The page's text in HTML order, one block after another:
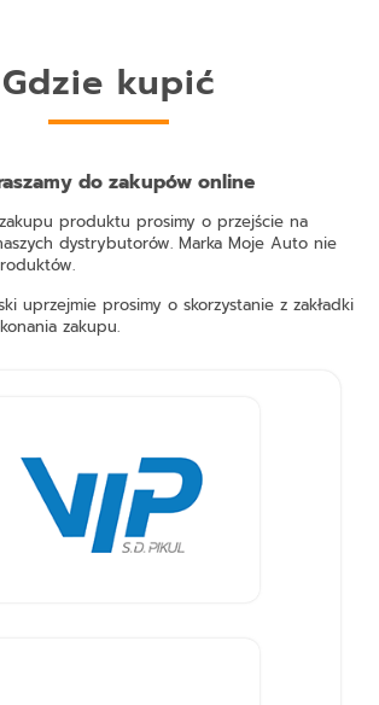
Gdzie kupić
do zakupów online
produktu prosimy o przejście na
dystrybutorów. Marka Moje Auto nie
uprzejmie prosimy o skorzystanie z zakładki
zakupu.